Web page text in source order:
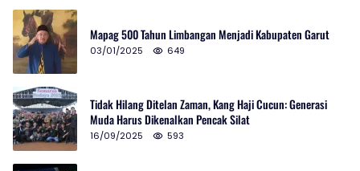
Mapag 500 Tahun Limbangan Menjadi Kabupaten Garut
03/01/2025 649
Tidak Hilang Ditelan Zaman, Kang Haji Cucun: Generasi
Muda Harus Dikenalkan Pencak Silat
16/09/2025 593